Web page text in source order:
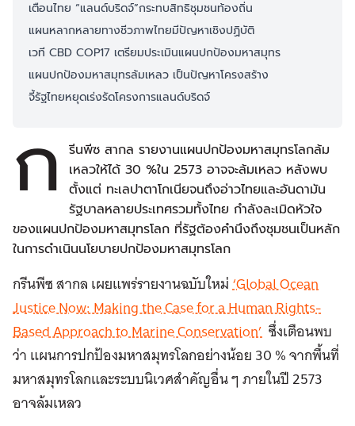
เตือนไทย “แลนด์บริดจ์”กระทบสิทธิชุมชนท้องถิ่น
แผนหลากหลายทางชีวภาพไทยมีปัญหาเชิงปฏิบัติ
เวที CBD COP17 เตรียมประเมินแผนปกป้องมหาสมุทร
แผนปกป้องมหาสมุทรล้มเหลว เป็นปัญหาโครงสร้าง
จี้รัฐไทยหยุดเร่งรัดโครงการแลนด์บริดจ์
ก
รีนพีซ สากล รายงานแผนปกป้องมหาสมุทรโลกล้ม
เหลวให้ได้ 30 %ใน 2573 อาจจะล้มเหลว หลังพบ
ตั้งแต่ ทะเลปาตาโกเนียจนถึงอ่าวไทยและอันดามัน
รัฐบาลหลายประเทศรวมทั้งไทย กำลังละเมิดหัวใจ
ของแผนปกป้องมหาสมุทรโลก ที่รัฐต้องคำนึงถึงชุมชนเป็นหลัก
ในการดำเนินนโยบายปกป้องมหาสมุทรโลก
กรีนพีซ สากล เผยแพร่รายงานฉบับใหม่‘Global Ocean
Justice Now: Making the Case for a Human Rights-
Based Approach to Marine Conservation’ ซึ่งเตือนพบ
ว่า แผนการปกป้องมหาสมุทรโลกอย่างน้อย 30 % จากพื้นที่
มหาสมุทรโลกและระบบนิเวศสำคัญอื่น ๆ ภายในปี 2573
อาจล้มเหลว